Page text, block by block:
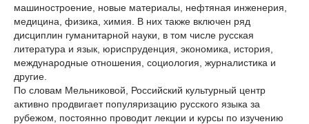
машиностроение, новые материалы, нефтяная инженерия,
медицина, физика, химия. В них также включен ряд
дисциплин гуманитарной науки, в том числе русская
литература и язык, юриспруденция, экономика, история,
международные отношения, социология, журналистика и
другие.
По словам Мельниковой, Российский культурный центр
активно продвигает популяризацию русского языка за
рубежом, постоянно проводит лекции и курсы по изучению